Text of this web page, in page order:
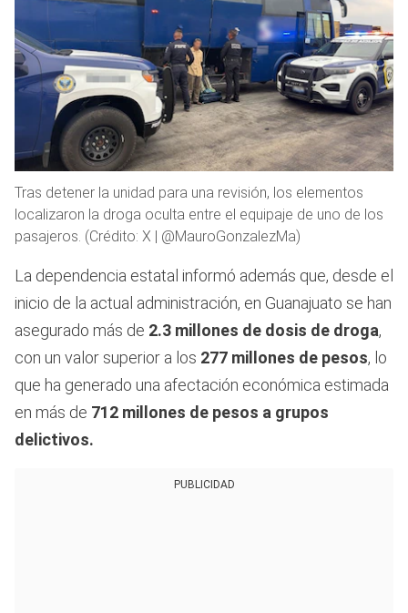
Tras detener la unidad para una revisión, los elementos
localizaron la droga oculta entre el equipaje de uno de los
pasajeros. (Crédito: X | @MauroGonzalezMa)
La dependencia estatal informó además que, desde el
inicio de la actual administración, en Guanajuato se han
asegurado más de 2.3 millones de dosis de droga,
con un valor superior a los 277 millones de pesos, lo
que ha generado una afectación económica estimada
en más de 712 millones de pesos a grupos
delictivos.
PUBLICIDAD